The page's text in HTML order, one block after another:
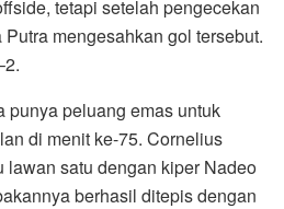
tetapi setelah pengecekan
mengesahkan gol tersebut.
punya peluang emas untuk
di menit ke-75. Cornelius
lawan satu dengan kiper Nadeo
berhasil ditepis dengan